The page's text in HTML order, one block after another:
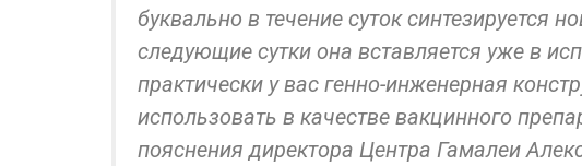
буквально в течение суток синтезируется
следующие сутки она вставляется уже в
практически у вас генно-инженерная
использовать в качестве вакцинного
пояснения директора Центра Гамалеи